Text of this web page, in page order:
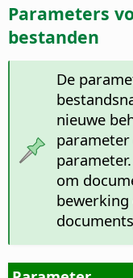
Parameters
bestanden
De
nieuwe
om